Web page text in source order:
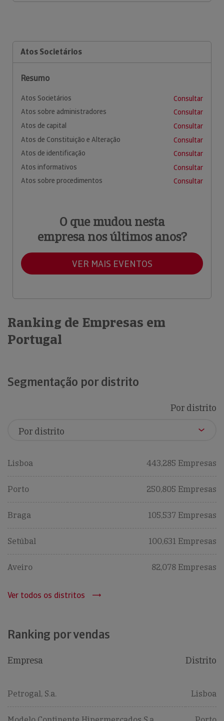
Atos Societários
Resumo
Atos Societários
Consultar
Atos sobre administradores
Consultar
Atos de capital
Consultar
Atos de Constituição e Alteração
Consultar
Atos de identificação
Consultar
Atos informativos
Consultar
Atos sobre procedimentos
Consultar
O que mudou nesta
empresa nos últimos anos?
VER MAIS EVENTOS
Ranking de Empresas em
Portugal
Segmentação por distrito
Por distrito
Lisboa 443,285 Empresas
Porto 250,805 Empresas
Braga 105,537 Empresas
Setúbal 100,631 Empresas
Aveiro 82,078 Empresas
Ver todos os distritos
Ranking por vendas
Empresa Distrito
Petrogal, S.a. Lisboa